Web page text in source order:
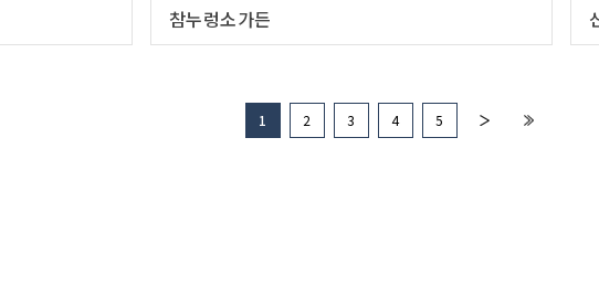
참누렁소가든
1 2 3 4 5